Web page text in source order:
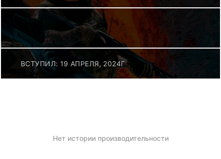
ВСТУПИЛ: 19 АПРЕЛЯ, 2024Г
Нет истории производительности